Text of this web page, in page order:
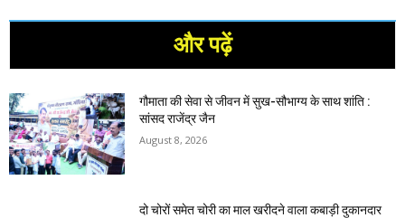
और पढ़ें
गौमाता की सेवा से जीवन में सुख-सौभाग्य के साथ शांति :
सांसद राजेंद्र जैन
August 8, 2026
दो चोरों समेत चोरी का माल खरीदने वाला कबाड़ी दुकानदार